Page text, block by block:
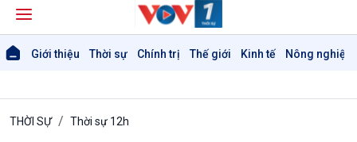
Giới thiệu Thời sự Chính trị Thế giới Kinh tế Nông nghiệp
THỜI SỰ Thời sự 12h